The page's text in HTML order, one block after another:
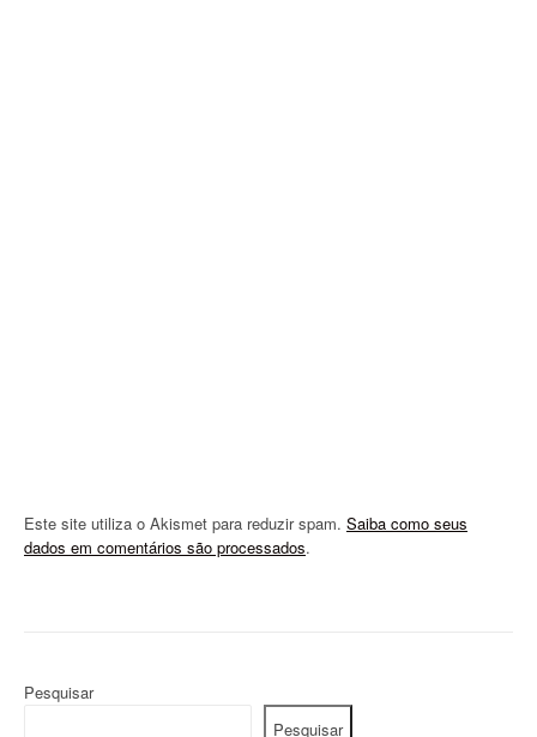
Este site utiliza o Akismet para reduzir spam. Saiba como seus
dados em comentários são processados.
Pesquisar
Pesquisar